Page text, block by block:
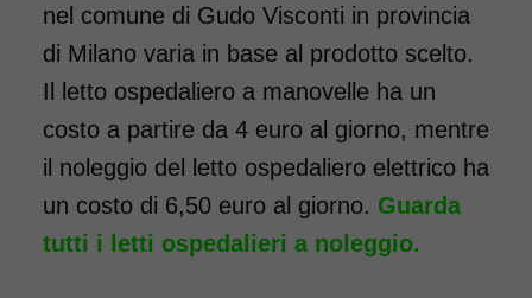
da 116,00€
SCHEDA COMPLETA
nel comune di Gudo Visconti in provincia
di Milano varia in base al prodotto scelto.
Il letto ospedaliero a manovelle ha un
costo a partire da 4 euro al giorno, mentre
il noleggio del letto ospedaliero elettrico ha
un costo di 6,50 euro al giorno. Guarda
tutti i letti ospedalieri a noleggio.